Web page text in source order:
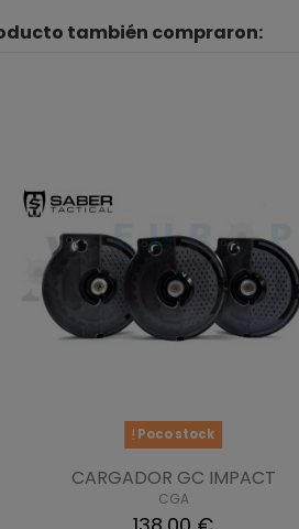
también compraron:
Poco stock
CARGADOR GC IMPACT
CGA